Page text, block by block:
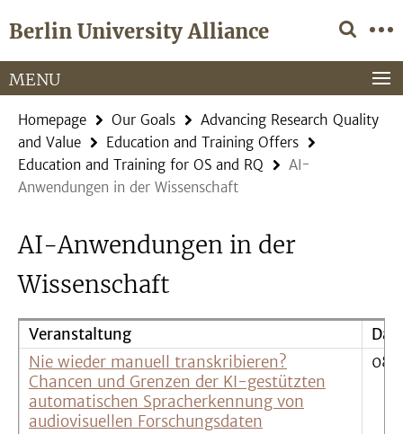
direkt
Inhalt
Berlin University Alliance
Service
Navigation
MENU
Homepage Our Goals
Advancing Research Quality
and Value
Education and Training Offers
Education and Training for OS and RQ
AI-
Anwendungen in der Wissenschaft
AI-Anwendungen in der
Wissenschaft
Veranstaltung
Nie wieder manuell transkribieren?
Chancen und Grenzen der KI-gestützten
automatischen Spracherkennung von
audiovisuellen Forschungsdaten